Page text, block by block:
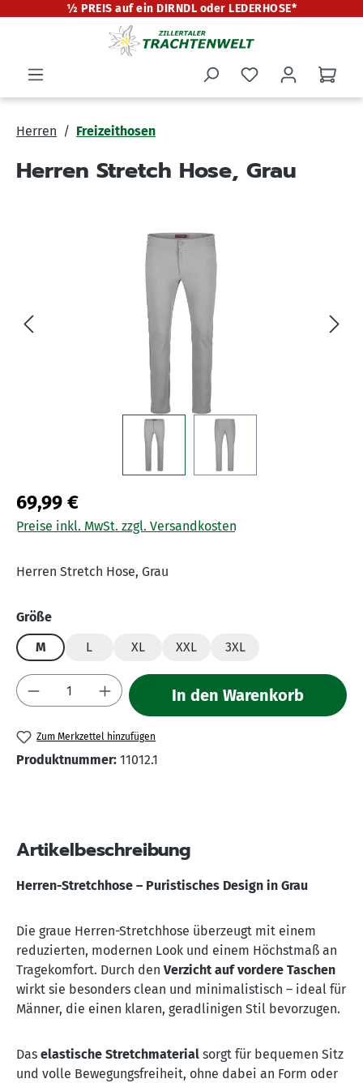
springen
½ PREIS auf ein DIRNDL oder LEDERHOSE*
Herren Freizeithosen
Herren Stretch Hose, Grau
Bildergalerie überspringen
69,99 €
Preise inkl. MwSt. zzgl. Versandkosten
Herren Stretch Hose, Grau
Größeauswählen
M
L XL XXL 3XL
Produkt Anzahl: Gib den gewünschten
In den Warenkorb
Zum Merkzettel hinzufügen
Produktnummer: 11012.1
Artikelbeschreibung
Herren-Stretchhose – Puristisches Design in Grau
Die graue Herren-Stretchhose überzeugt mit einem
reduzierten, modernen Look und einem Höchstmaß an
Tragekomfort. Durch den Verzicht auf vordere Taschen
wirkt sie besonders clean und minimalistisch – ideal für
Männer, die einen klaren, geradlinigen Stil bevorzugen.
Das elastische Stretchmaterial sorgt für bequemen Sitz
und volle Bewegungsfreiheit, ohne dabei an Form oder